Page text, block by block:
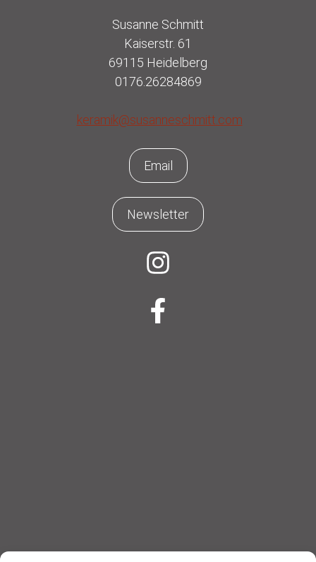
Susanne Schmitt
Kaiserstr. 61
69115 Heidelberg
0176.26284869
keramik@susanneschmitt.com
Email
Newsletter